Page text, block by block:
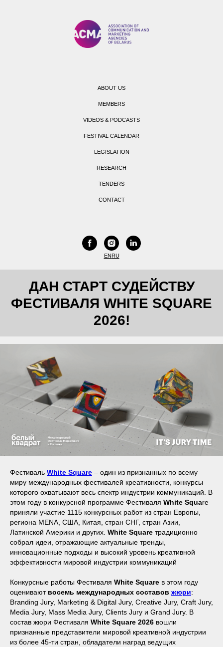
ABOUT US
MEMBERS
VIDEOS & PODCASTS
FESTIVAL CALENDAR
LEGISLATION
RESEARCH
TENDERS
CONTACT
ENRU
ДАН СТАРТ СУДЕЙСТВУ
ФЕСТИВАЛЯ WHITE SQUARE
2026!
Фестиваль White Square – один из признанных по всему
миру международных фестивалей креативности, конкурсы
которого охватывают весь спектр индустрии коммуникаций. В
этом году в конкурсной программе Фестиваля White Square
приняли участие 1115 конкурсных работ из стран Европы,
региона MENA, США, Китая, стран СНГ, стран Азии,
Латинской Америки и других. White Square традиционно
собрал идеи, отражающие актуальные тренды,
инновационные подходы и высокий уровень креативной
эффективности мировой индустрии коммуникаций
Конкурсные работы Фестиваля White Square в этом году
оценивают восемь международных составов жюри:
Branding Jury, Marketing & Digital Jury, Creative Jury, Craft Jury,
Media Jury, Mass Media Jury, Clients Jury и Grand Jury. В
состав жюри Фестиваля White Square 2026 вошли
признанные представители мировой креативной индустрии
из более 45-ти стран, обладатели наград ведущих